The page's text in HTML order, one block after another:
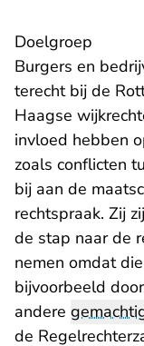
Doelgroep
Burgers en
terecht bij de
Haagse
invloed hebben
zoals conflicten
bij aan de
rechtspraak. Zij
de stap naar de
nemen omdat
bijvoorbeeld
andere
de